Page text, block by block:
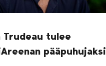
Trudeau tulee
pääpuhujaksi